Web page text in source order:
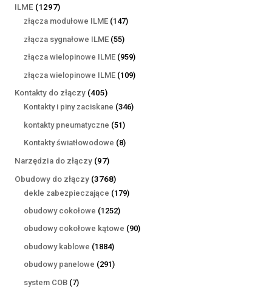
ILME 12971297
produktów
złącza modułowe ILME 147147
złącza sygnałowe ILME 5555
produktów
złącza wielopinowe ILME 959959
produktów
złącza wielopinowe ILME 109109
Kontakty do złączy 405405
produktów
Kontakty i piny zaciskane 346346
kontakty pneumatyczne 5151
produktów
Kontakty światłowodowe 88
Narzędzia do złączy 9797
produktów
Obudowy do złączy 37683768
produktów
dekle zabezpieczające 179179
obudowy cokołowe 12521252
produkty
obudowy cokołowe kątowe 9090
obudowy kablowe 18841884
produkty
obudowy panelowe 291291
system COB 77